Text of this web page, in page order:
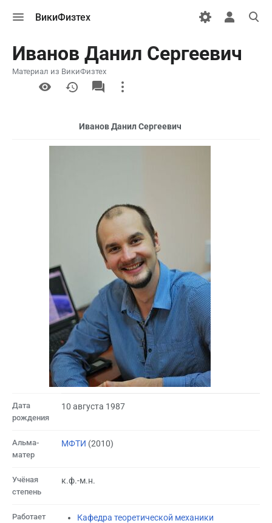
меню
ВикиФизтех
Открыть
поиск
Иванов Данил Сергеевич
Материал из ВикиФизтех
More
actions
Иванов Данил Сергеевич
Дата
рождения
10 августа 1987
Альма-
матер
МФТИ (2010)
Учёная
степень
к.ф.-м.н.
Работает Кафедра теоретической механики